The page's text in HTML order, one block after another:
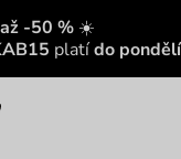
až -50 % ☀️
platído